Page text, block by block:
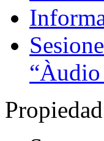
Propiedad